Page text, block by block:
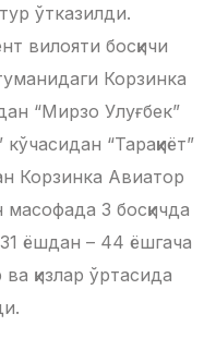
ўтказилди.
вилояти босқичи
Корзинка
“Мирзо Улуғбек”
“Тараққиёт”
Корзинка Авиатор
3 босқичда
ёшдан – 44 ёшгача
қизлар ўртасида